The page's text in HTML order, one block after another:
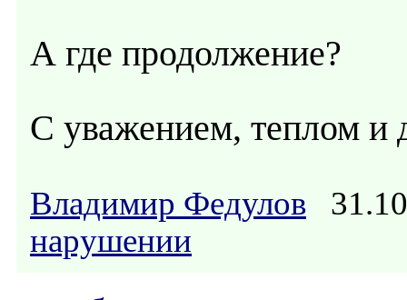
А где продолжение?
С уважением, теплом и
Владимир Федулов
нарушении